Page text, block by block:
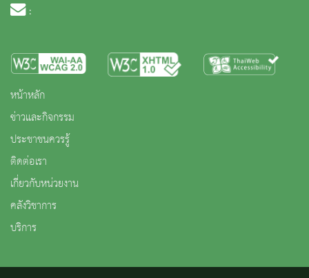
:
หน้าหลัก
ข่าวและกิจกรรม
ประชาชนควรรู้
ติดต่อเรา
เกี่ยวกับหน่วยงาน
คลังวิชาการ
บริการ